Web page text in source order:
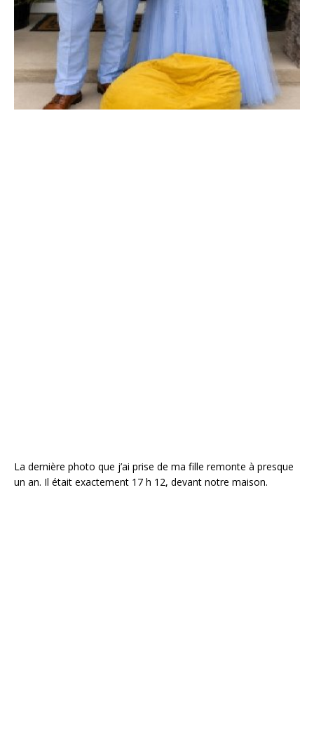
La dernière photo que j’ai prise de ma fille remonte à presque
un an. Il était exactement 17 h 12, devant notre maison.